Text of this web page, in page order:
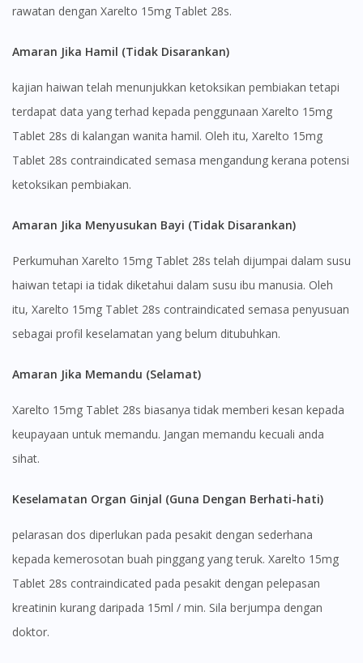
You are currently on DoctorOnCall.com.my, our Malaysian
site.
To serve you better, would you like to head over to
No, please do not redirect me
rawatan dengan Xarelto 15mg Tablet 28s.
Amaran Jika Hamil (Tidak Disarankan)
kajian haiwan telah menunjukkan ketoksikan pembiakan tetapi
terdapat data yang terhad kepada penggunaan Xarelto 15mg
Tablet 28s di kalangan wanita hamil. Oleh itu, Xarelto 15mg
Tablet 28s contraindicated semasa mengandung kerana potensi
ketoksikan pembiakan.
Amaran Jika Menyusukan Bayi (Tidak Disarankan)
Perkumuhan Xarelto 15mg Tablet 28s telah dijumpai dalam susu
haiwan tetapi ia tidak diketahui dalam susu ibu manusia. Oleh
itu, Xarelto 15mg Tablet 28s contraindicated semasa penyusuan
sebagai profil keselamatan yang belum ditubuhkan.
Amaran Jika Memandu (Selamat)
Xarelto 15mg Tablet 28s biasanya tidak memberi kesan kepada
keupayaan untuk memandu. Jangan memandu kecuali anda
sihat.
Keselamatan Organ Ginjal (Guna Dengan Berhati-hati)
pelarasan dos diperlukan pada pesakit dengan sederhana
kepada kemerosotan buah pinggang yang teruk. Xarelto 15mg
Tablet 28s contraindicated pada pesakit dengan pelepasan
kreatinin kurang daripada 15ml / min. Sila berjumpa dengan
doktor.